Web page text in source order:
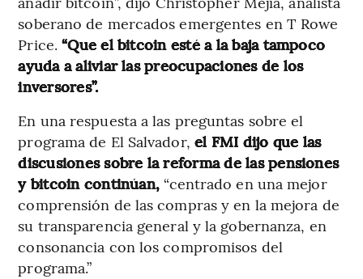
soberano de mercados emergentes en T Rowe
Price.“Que el bitcoin esté a la baja tampoco
ayuda a aliviar las preocupaciones de los
inversores”.
En una respuesta a las preguntas sobre el
programa de El Salvador, el FMI dijo que las
discusiones sobre la reforma de las pensiones
y bitcoin continúan,“centrado en una mejor
comprensión de las compras y en la mejora de
su transparencia general y la gobernanza, en
consonancia con los compromisos del
programa.”